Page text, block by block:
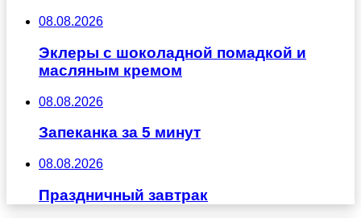
08.08.2026
Эклеры с шоколадной помадкой и
масляным кремом
08.08.2026
Запеканка за 5 минут
08.08.2026
Праздничный завтрак